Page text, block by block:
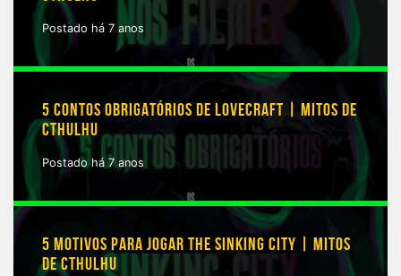
Postado há 7 anos
5 CONTOS OBRIGATÓRIOS DE LOVECRAFT | MITOS DE
CTHULHU
Postado há 7 anos
5 MOTIVOS PARA JOGAR THE SINKING CITY | MITOS
DE CTHULHU